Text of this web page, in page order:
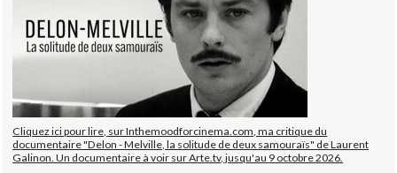
Cliquez ici pour lire, sur Inthemoodforcinema.com, ma critique du
documentaire "Delon - Melville, la solitude de deux samouraïs" de Laurent
Galinon. Un documentaire à voir sur Arte.tv, jusqu'au 9 octobre 2026.